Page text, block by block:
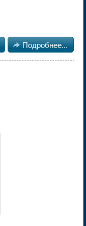
 Подробнее...